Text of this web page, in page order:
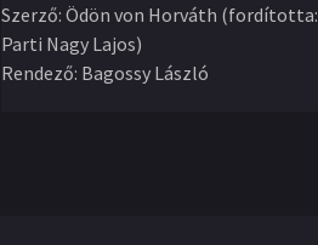
Szerző: Ödön von Horváth (fordította:
Parti Nagy Lajos)
Rendező: Bagossy László